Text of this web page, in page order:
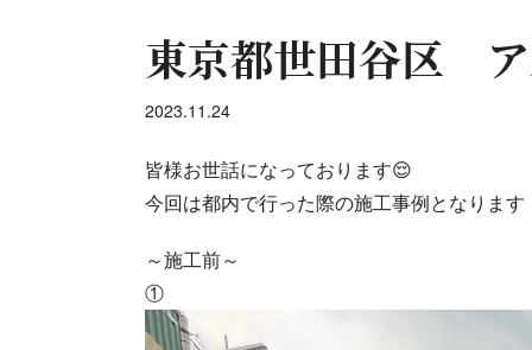
東京都世田谷区
2023.11.24
皆様お世話になっております😌
今回は都内で行った際の施工事例となります
～施工前～
①